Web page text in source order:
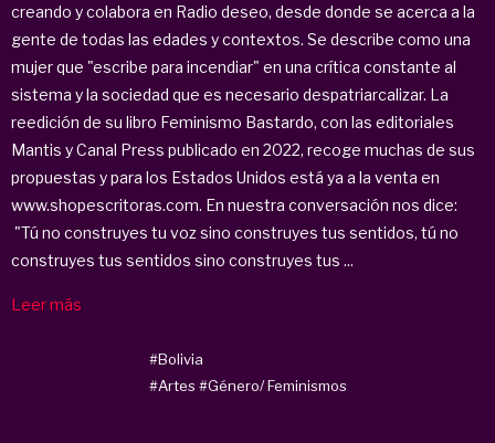
creando y colabora en Radio deseo, desde donde se acerca a la
gente de todas las edades y contextos. Se describe como una
mujer que "escribe para incendiar" en una crítica constante al
sistema y la sociedad que es necesario despatriarcalizar. La
reedición de su libro Feminismo Bastardo, con las editoriales
Mantis y Canal Press publicado en 2022, recoge muchas de sus
propuestas y para los Estados Unidos está ya a la venta en
www.shopescritoras.com. En nuestra conversación nos dice:
"Tú no construyes tu voz sino construyes tus sentidos, tú no
construyes tus sentidos sino construyes tus ...
Leer más
#Bolivia
#Artes #Género/ Feminismos